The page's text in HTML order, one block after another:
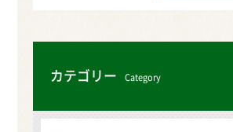
カテゴリー Category